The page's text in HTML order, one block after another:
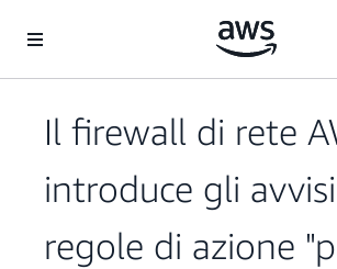
Il firewall di rete
introduce gli
regole di azione